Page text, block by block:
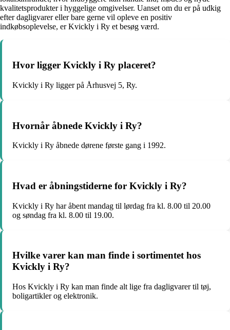
kvalitetsprodukter i hyggelige omgivelser. Uanset om du er på udkig
efter dagligvarer eller bare gerne vil opleve en positiv
indkøbsoplevelse, er Kvickly i Ry et besøg værd.
Hvor ligger Kvickly i Ry placeret?
Kvickly i Ry ligger på Århusvej 5, Ry.
Hvornår åbnede Kvickly i Ry?
Kvickly i Ry åbnede dørene første gang i 1992.
Hvad er åbningstiderne for Kvickly i Ry?
Kvickly i Ry har åbent mandag til lørdag fra kl. 8.00 til 20.00
og søndag fra kl. 8.00 til 19.00.
Hvilke varer kan man finde i sortimentet hos
Kvickly i Ry?
Hos Kvickly i Ry kan man finde alt lige fra dagligvarer til tøj,
boligartikler og elektronik.